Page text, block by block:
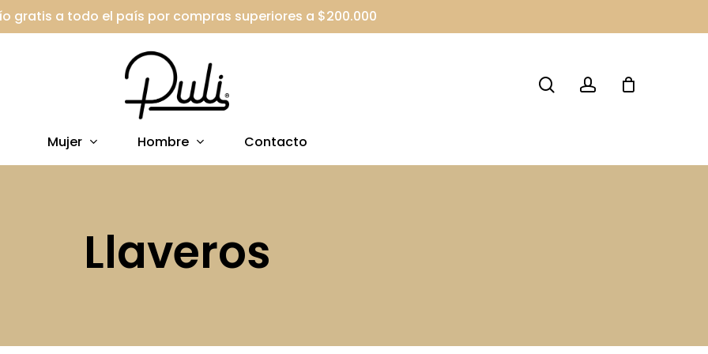
gratis a todo el país por compras superiores a $200.000
Mujer Hombre Contacto
Llaveros